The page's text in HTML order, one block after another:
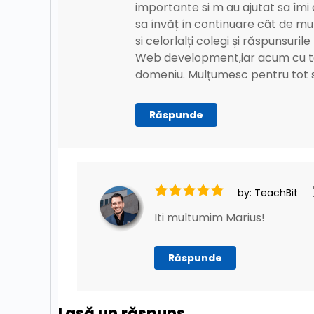
Sesiune de Mentorat – Programare cu
Sesiune de Mentorat – Programare cu
Sesiune de Mentorat – Programare cu
Sesiune de Mentorat – Programare cu
importante si m au ajutat sa
sa învăț în continuare cât de
si celorlalți colegi și
Web development,iar acum cu
domeniu. Mulțumesc pentru tot
Răspunde
by: TeachBit
Iti multumim Marius!
Răspunde